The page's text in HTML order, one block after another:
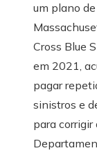
um plano
Cross Blue
em 2021,
pagar
sinistros e
para corrigir